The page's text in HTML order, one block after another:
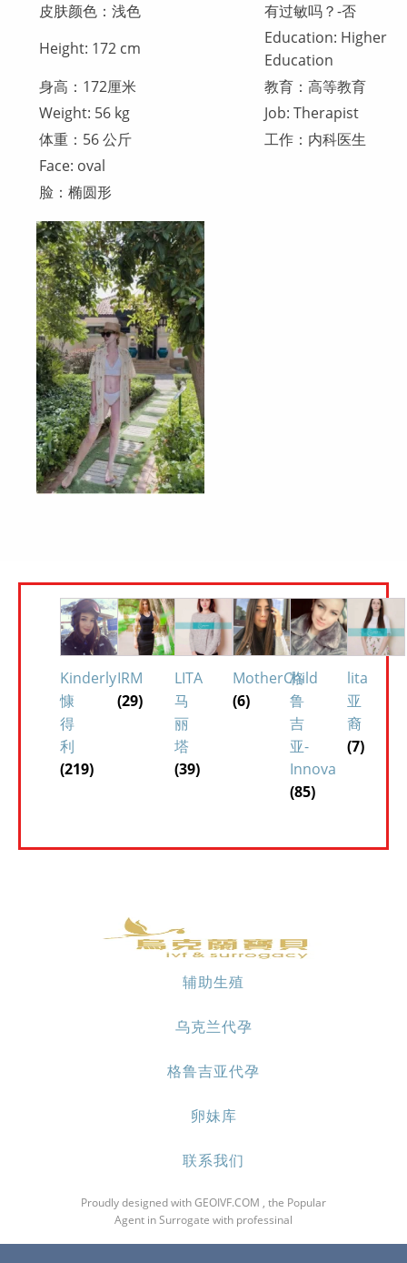
皮肤颜色：浅色
有过敏吗？-否
Height: 172 cm
Education: Higher
Education
身高：172厘米
教育：高等教育
Weight: 56 kg
Job: Therapist
体重：56 公斤
工作：内科医生
Face: oval
脸：椭圆形
Kinderly
慷
得
利
(219)
IRM
(29)
LITA
马
丽
塔
(39)
MotherChild
(6)
格
鲁
吉
亚-
Innova
(85)
lita
亚
裔
(7)
辅助生殖
乌克兰代孕
格鲁吉亚代孕
卵妹库
联系我们
Proudly designed with GEOIVF.COM , the Popular
Agent in Surrogate with professinal